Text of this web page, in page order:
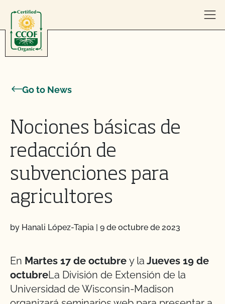
Go to News
Nociones básicas de
redacción de
subvenciones para
agricultores
by Hanali López-Tapia | 9 de octubre de 2023
En Martes 17 de octubre y la Jueves 19 de
octubreLa División de Extensión de la
Universidad de Wisconsin-Madison